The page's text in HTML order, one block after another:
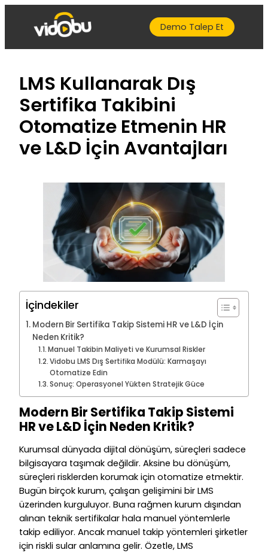
Demo Talep Et
LMS Kullanarak Dış
Sertifika Takibini
Otomatize Etmenin HR
ve L&D İçin Avantajları
İçindekiler
Modern Bir Sertifika Takip Sistemi HR ve L&D İçin
Neden Kritik?
Manuel Takibin Maliyeti ve Kurumsal Riskler
Vidobu LMS Dış Sertifika Modülü: Karmaşayı
Otomatize Edin
Sonuç: Operasyonel Yükten Stratejik Güce
Modern Bir Sertifika Takip Sistemi
HR ve L&D İçin Neden Kritik?
Kurumsal dünyada dijital dönüşüm, süreçleri sadece
bilgisayara taşımak değildir. Aksine bu dönüşüm,
süreçleri risklerden korumak için otomatize etmektir.
Bugün birçok kurum, çalışan gelişimini bir LMS
üzerinden kurguluyor. Buna rağmen kurum dışından
alınan teknik sertifikalar hala manuel yöntemlerle
takip ediliyor. Ancak manuel takip yöntemleri şirketler
için riskli sular anlamına gelir. Özetle, LMS